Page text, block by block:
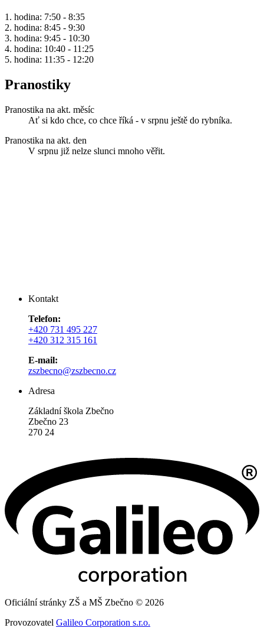
1. hodina: 7:50 - 8:35
2. hodina: 8:45 - 9:30
3. hodina: 9:45 - 10:30
4. hodina: 10:40 - 11:25
5. hodina: 11:35 - 12:20
Pranostiky
Pranostika na akt. měsíc
Ať si kdo chce, co chce říká - v srpnu ještě do rybníka.
Pranostika na akt. den
V srpnu již nelze slunci mnoho věřit.
Kontakt
Telefon:
+420 731 495 227
+420 312 315 161
E-mail:
zszbecno@zszbecno.cz
Adresa
Základní škola Zbečno
Zbečno 23
270 24
Oficiální stránky ZŠ a MŠ Zbečno © 2026
Provozovatel Galileo Corporation s.r.o.